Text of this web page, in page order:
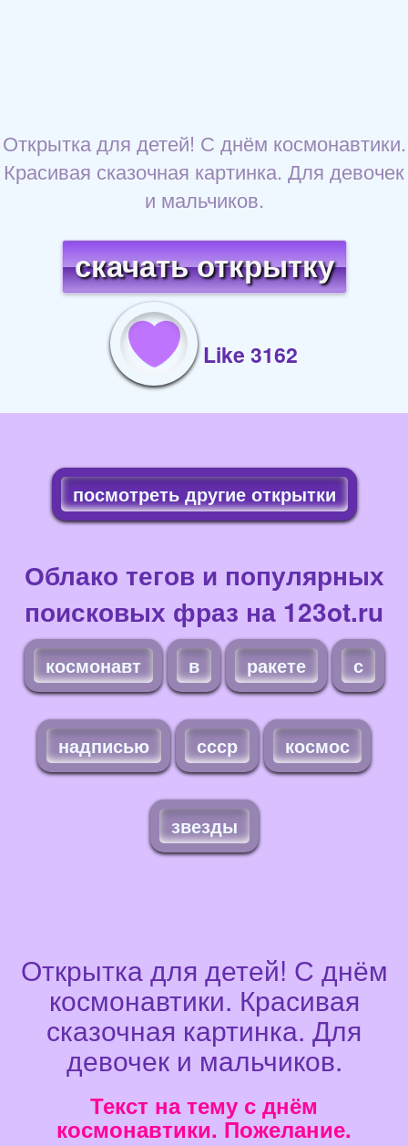
Открытка для детей! С днём космонавтики.
Красивая сказочная картинка. Для девочек
и мальчиков.
скачать открытку
Like 3162
посмотреть другие открытки
Облако тегов и популярных
поисковых фраз на 123ot.ru
космонавт в ракете с
надписью ссср космос
звезды
Открытка для детей! С днём
космонавтики. Красивая
сказочная картинка. Для
девочек и мальчиков.
Текст на тему с днём
космонавтики. Пожелание.